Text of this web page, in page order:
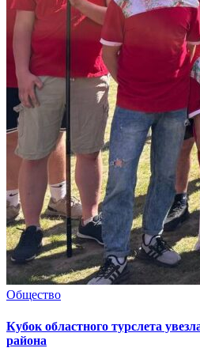
Общество
Кубок областного турслета
района